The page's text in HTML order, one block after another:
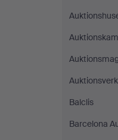
Balclis
Barcelona